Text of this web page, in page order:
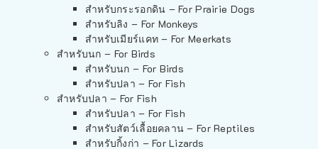
สำหรับกระรอกดิน – For Prairie Dogs
สำหรับลิง – For Monkeys
สำหรับเมียร์แคท – For Meerkats
สำหรับนก – For Birds
สำหรับนก – For Birds
สำหรับปลา – For Fish
สำหรับปลา – For Fish
สำหรับปลา – For Fish
สำหรับสัตว์เลื้อยคลาน – For Reptiles
สำหรับกิ้งก่า – For Lizards